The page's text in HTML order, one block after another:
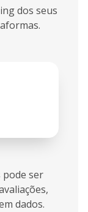
dos seus
pode ser
dados.